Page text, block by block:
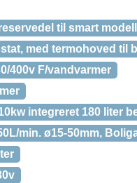
til smart
med termohoved til
400v F/vandvarmer
integreret 180 liter
min. ø15-50mm,